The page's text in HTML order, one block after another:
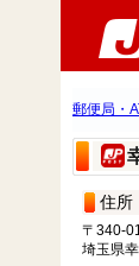
郵便局・
住所
〒340-
埼玉県